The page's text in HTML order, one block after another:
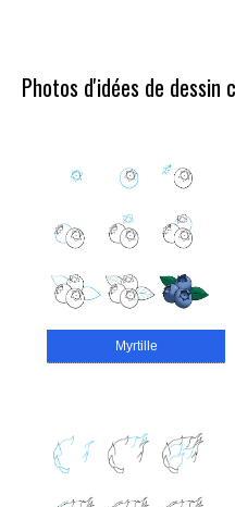
Photos d'idées de dessin
Myrtille